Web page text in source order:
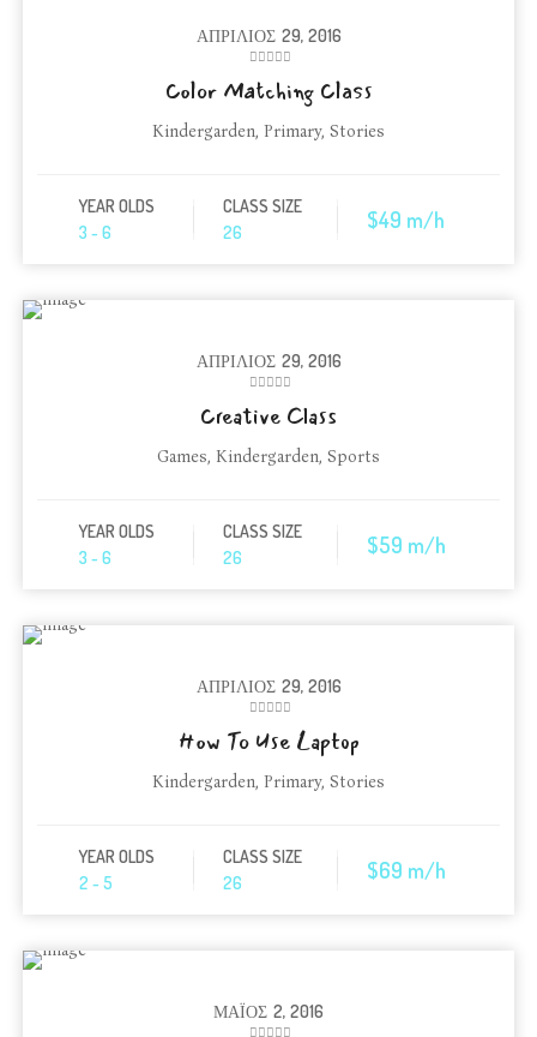
ΑΠΡΊΛΙΟΣ 29, 2016
Color Matching Class
Kindergarden, Primary, Stories
YEAR OLDS
3 - 6
CLASS SIZE
26
$49 m/h
ΑΠΡΊΛΙΟΣ 29, 2016
Creative Class
Games, Kindergarden, Sports
YEAR OLDS
3 - 6
CLASS SIZE
26
$59 m/h
ΑΠΡΊΛΙΟΣ 29, 2016
How To Use Laptop
Kindergarden, Primary, Stories
YEAR OLDS
2 - 5
CLASS SIZE
26
$69 m/h
ΜΆΙΟΣ 2, 2016